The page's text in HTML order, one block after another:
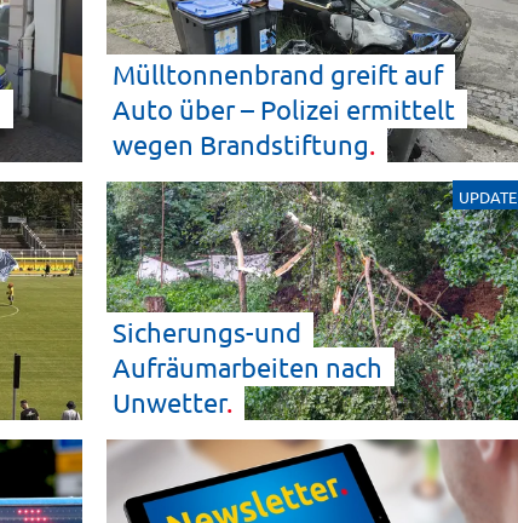
Mülltonnenbrand greift auf
Auto über – Polizei ermittelt
wegen Brandstiftung
Sicherungs-und
Aufräumarbeiten nach
Unwetter
UPDATE